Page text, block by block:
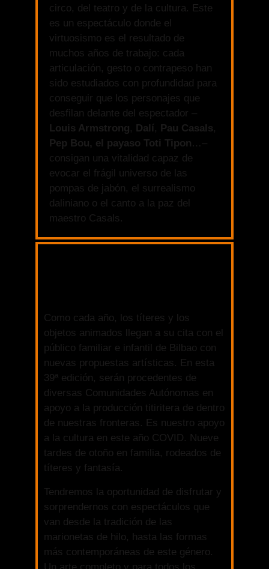
circo, del teatro y de la cultura. Este
es un espectáculo donde el
virtuosismo es el resultado de
muchos años de trabajo: cada
articulación, gesto o contrapeso han
sido estudiados con profundidad para
conseguir que los personajes que
desfilan delante del espectador –
Louis Armstrong, Dalí , Pau Casals,
Pep Bou, el payaso Toti Tipon …–
consigan una vitalidad capaz de
evocar el frágil universo de las
pompas de jabón, el surrealismo
daliniano o el canto a la paz del
maestro Casals.
Como cada año, los títeres y los
objetos animados llegan a su cita con el
público familiar e infantil de Bilbao con
nuevas propuestas artísticas. En esta
39ª edición, serán procedentes de
diversas Comunidades Autónomas en
apoyo a la producción titiritera de dentro
de nuestras fronteras. Es nuestro apoyo
a la cultura en este año COVID. Nueve
tardes de otoño en familia, rodeados de
títeres y fantasía.
Tendremos la oportunidad de disfrutar y
sorprendernos con espectáculos que
van desde la tradición de las
marionetas de hilo, hasta las formas
más contemporáneas de este género.
Un arte completo y para todos los